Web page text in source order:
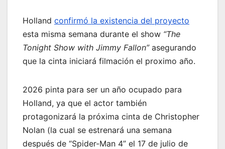
Holland confirmó la existencia del proyecto
esta misma semana durante el show “The
Tonight Show with Jimmy Fallon”asegurando
que la cinta iniciará filmación el proximo año.
2026 pinta para ser un año ocupado para
Holland, ya que el actor también
protagonizará la próxima cinta de Christopher
Nolan (la cual se estrenará una semana
después de “Spider-Man 4” el 17 de julio de